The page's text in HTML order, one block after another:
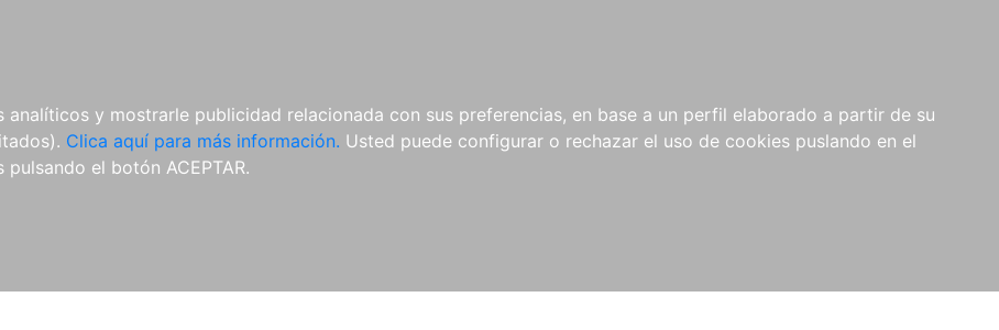
y mostrarle publicidad relacionada con sus preferencias, en base a un perfil elaborado a partir de su
Clica aquí para más información. Usted puede configurar o rechazar el uso de cookies puslando en el
pulsando el botón ACEPTAR.
REVISTAS
CDS Y
DVDS
MATERIAL
COMPLEMENTARIO
NOVEDADES NOTICIAS
COMPRAS
INSTITUCIONALES